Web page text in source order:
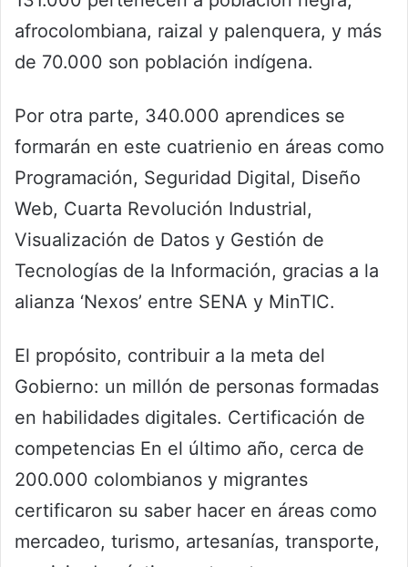
afrocolombiana, raizal y palenquera, y más
de 70.000 son población indígena.
Por otra parte, 340.000 aprendices se
formarán en este cuatrienio en áreas como
Programación, Seguridad Digital, Diseño
Web, Cuarta Revolución Industrial,
Visualización de Datos y Gestión de
Tecnologías de la Información, gracias a la
alianza ‘Nexos’ entre SENA y MinTIC.
El propósito, contribuir a la meta del
Gobierno: un millón de personas formadas
en habilidades digitales. Certificación de
competencias En el último año, cerca de
200.000 colombianos y migrantes
certificaron su saber hacer en áreas como
mercadeo, turismo, artesanías, transporte,